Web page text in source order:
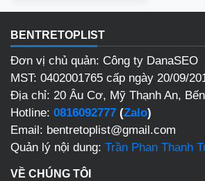
BENTRETOPLIST
Đơn vị chủ quản: Công ty DanaSEO
MST: 0402001765 cấp ngày 20/09/
Địa chỉ: 20 Âu Cơ, Mỹ Thạnh An,
Hotline: 0816092777 (Zalo)
Email: bentretoplist@gmail.com
Quản lý nội dung: Trần Phan Thanh
VỀ CHÚNG TÔI